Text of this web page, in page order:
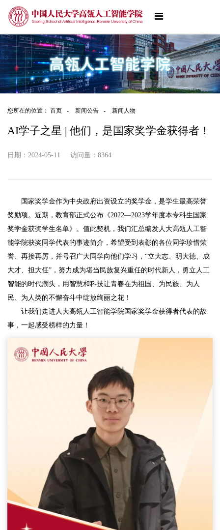
您所在的位置： 首页 - 新闻公告 - 新闻人物
AI学子之星 | 他们，是国家奖学金获得者！
日期：2024-05-11 访问量： 8364
国家奖学金作为中央政府出资设立的奖学金，是学生最高荣誉
奖励项。近期，教育部正式公布《2022—2023学年度本专科生国家
奖学金获奖学生名单》。值此契机，我们汇总编发人大高瓴人工智
能学院获奖同学代表的事迹简介，希望受到表彰的各位同学珍惜荣
誉、再接再厉，并号召广大同学向他们学习，“立大志、明大德、成
大才、担大任”，努力成为堪当民族复兴重任的时代新人，勇立人工
智能的时代潮头，用智慧和科技让青春在为祖国、为民族、为人
民、为人类的不懈奋斗中绽放绚丽之花！
让我们走进人大高瓴人工智能学院国家奖学金获得者代表的故
事，一起感受榜样的力量！